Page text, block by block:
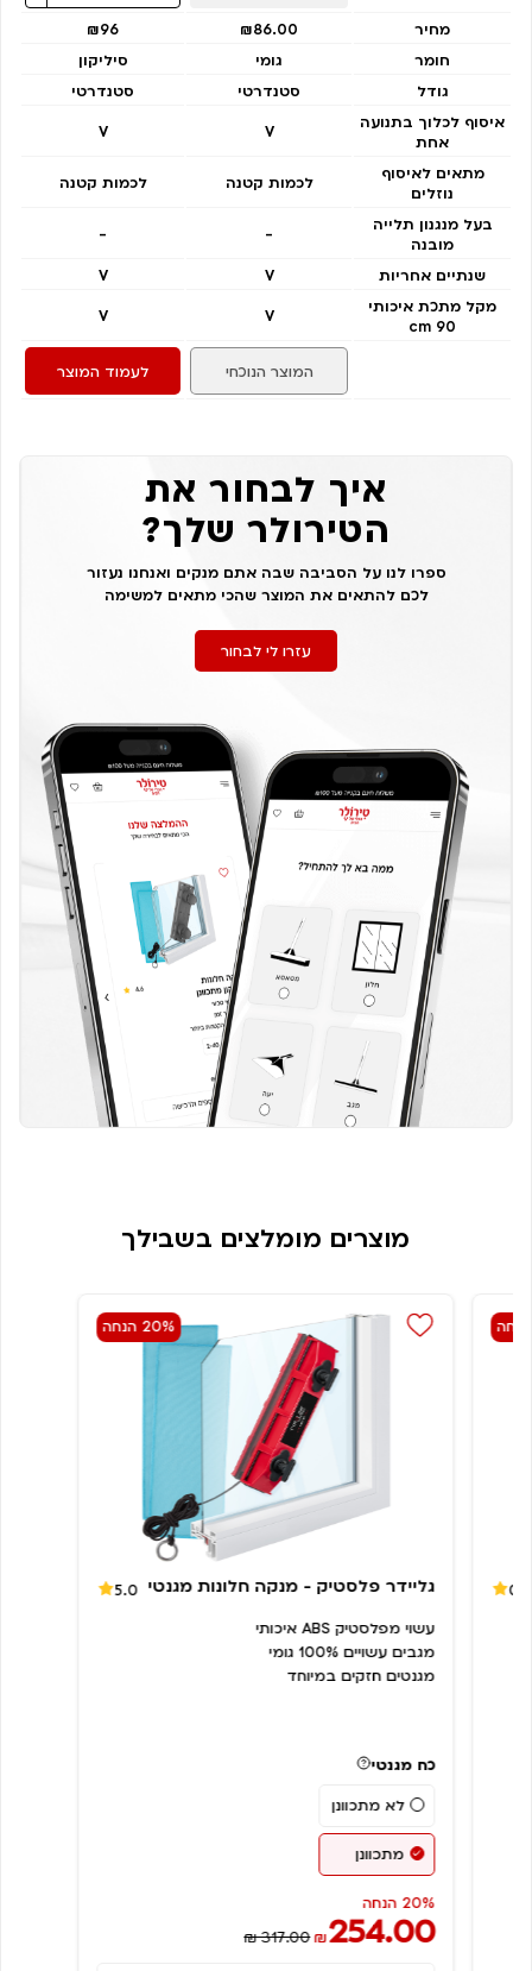
מחיר ₪86.00
₪96
חומר
גומי
סיליקון
גודל
סטנדרטי
סטנדרטי
איסוף לכלוך בתנועה
אחת
V
V
מתאים לאיסוף
נוזלים
לכמות קטנה לכמות קטנה
בעל מנגנון תלייה
מובנה
-
-
שנתיים אחריות V
V
מקל מתכת איכותי
90 cm
V
V
המוצר הנוכחי לעמוד המוצר
איך לבחור את
הטירולר שלך?
ספרו לנו על הסביבה שבה אתם מנקים ואנחנו נעזור
לכם להתאים את המוצר שהכי מתאים למשימה
עזרו לי לבחור
מוצרים מומלצים בשבילך
20% הנחה
גליידר פלסטיק - מנקה חלונות מגנטי 5.0
עשוי מפלסטיק ABS איכותי
מגבים עשויים 100% גומי
מגנטים חזקים במיוחד
כח מגנטי
לא מתכוונן
מתכוונן
20% הנחה
₪254.00
₪ 317.00